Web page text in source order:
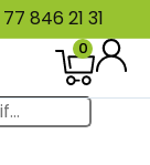
77 846 21 31
0